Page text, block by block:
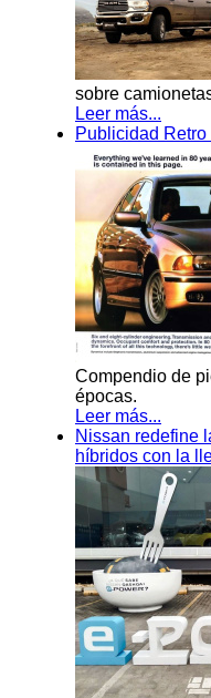
sobre
Leer más...
Publicidad
Compendio de
épocas.
Leer más...
Nissan redefine
híbridos con la